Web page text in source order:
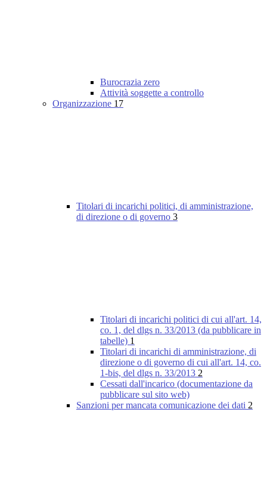
Burocrazia zero
Attività soggette a controllo
Organizzazione 17
Titolari di incarichi politici, di amministrazione,
di direzione o di governo 3
Titolari di incarichi politici di cui all'art. 14,
co. 1, del dlgs n. 33/2013 (da pubblicare in
tabelle) 1
Titolari di incarichi di amministrazione, di
direzione o di governo di cui all'art. 14, co.
1-bis, del dlgs n. 33/2013 2
Cessati dall'incarico (documentazione da
pubblicare sul sito web)
Sanzioni per mancata comunicazione dei dati 2